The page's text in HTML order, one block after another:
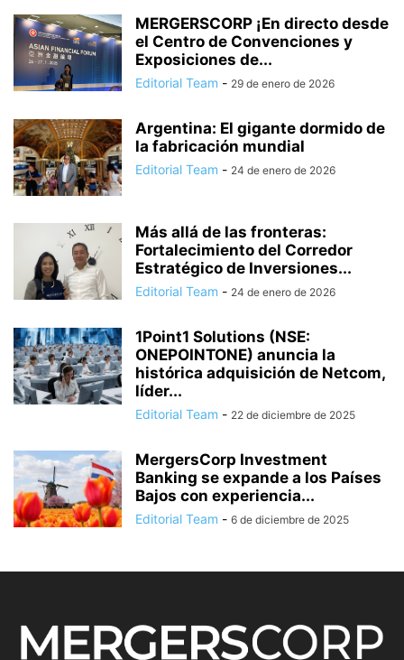
MERGERSCORP ¡En directo desde
el Centro de Convenciones y
Exposiciones de...
Editorial Team - 29 de enero de 2026
Argentina: El gigante dormido de
la fabricación mundial
Editorial Team - 24 de enero de 2026
Más allá de las fronteras:
Fortalecimiento del Corredor
Estratégico de Inversiones...
Editorial Team - 24 de enero de 2026
1Point1 Solutions (NSE:
ONEPOINTONE) anuncia la
histórica adquisición de Netcom,
líder...
Editorial Team - 22 de diciembre de 2025
MergersCorp Investment
Banking se expande a los Países
Bajos con experiencia...
Editorial Team - 6 de diciembre de 2025